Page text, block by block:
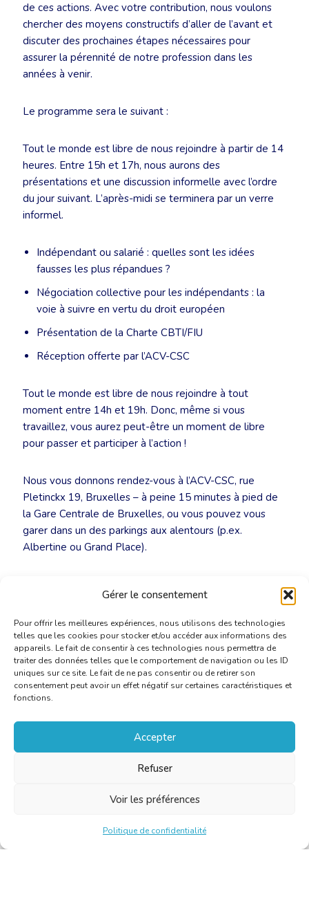
Gérer le consentement
Pour offrir les meilleures expériences, nous utilisons des technologies
telles que les cookies pour stocker et/ou accéder aux informations des
appareils. Le fait de consentir à ces technologies nous permettra de
traiter des données telles que le comportement de navigation ou les ID
uniques sur ce site. Le fait de ne pas consentir ou de retirer son
consentement peut avoir un effet négatif sur certaines caractéristiques et
fonctions.
Accepter
Refuser
Voir les préférences
Politique de confidentialité
de ces actions. Avec votre contribution, nous voulons
chercher des moyens constructifs d’aller de l’avant et
discuter des prochaines étapes nécessaires pour
assurer la pérennité de notre profession dans les
années à venir.
Le programme sera le suivant :
Tout le monde est libre de nous rejoindre à partir de 14
heures. Entre 15h et 17h, nous aurons des
présentations et une discussion informelle avec l’ordre
du jour suivant. L’après-midi se terminera par un verre
informel.
Indépendant ou salarié : quelles sont les idées
fausses les plus répandues ?
Négociation collective pour les indépendants : la
voie à suivre en vertu du droit européen
Présentation de la Charte CBTI/FIU
Réception offerte par l’ACV-CSC
Tout le monde est libre de nous rejoindre à tout
moment entre 14h et 19h. Donc, même si vous
travaillez, vous aurez peut-être un moment de libre
pour passer et participer à l’action !
Nous vous donnons rendez-vous à l’ACV-CSC, rue
Pletinckx 19, Bruxelles – à peine 15 minutes à pied de
la Gare Centrale de Bruxelles, ou vous pouvez vous
garer dans un des parkings aux alentours (p.ex.
Albertine ou Grand Place).